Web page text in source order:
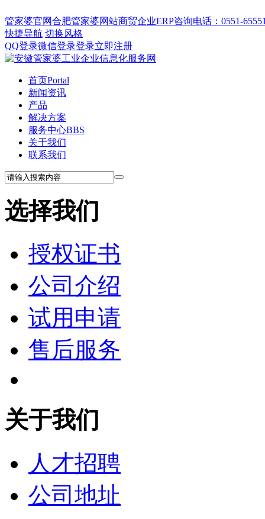
管家婆官网合肥管家婆网站商贸企业ERP咨询电话：0551-
快捷导航 切换风格
QQ登录微信登录登录立即注册
首页Portal
新闻资讯
产品
解决方案
服务中心BBS
关于我们
联系我们
选择我们
授权证书
公司介绍
试用申请
售后服务
关于我们
人才招聘
公司地址